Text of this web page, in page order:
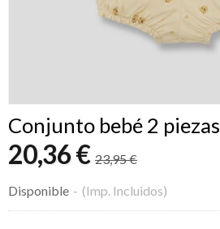
Conjunto bebé 2 piezas
20,36 € 23,95 €
Disponible - (Imp. Incluidos)